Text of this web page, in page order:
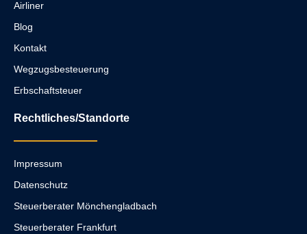
Airliner
Blog
Kontakt
Wegzugsbesteuerung
Erbschaftsteuer
Rechtliches/Standorte
Impressum
Datenschutz
Steuerberater Mönchengladbach
Steuerberater Frankfurt